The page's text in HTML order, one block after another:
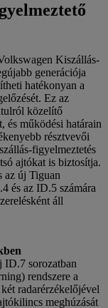
Kiszállás-
generációja
hatékonyan a
Ez az
közelítő
és működési határain
résztvevői
figyelmeztetés
ajtókat is biztosítja.
az új Tiguan
és az ID.5 számára
áll
ID.7 sorozatban
rendszere a
radarérzékelőjével
meghúzását